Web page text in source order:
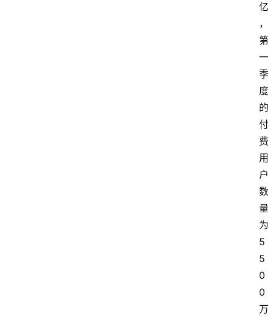
亿
，
第
一
季
度
的
付
费
用
户
数
量
为
5
5
0
0
万